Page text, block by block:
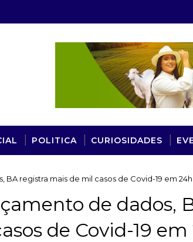
POLITICA CURIOSIDADES
registra mais de mil casos de Covid-19 em 24h
de dados,
de Covid-19 em